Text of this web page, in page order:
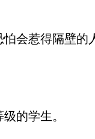
会惹得隔壁的
的学生。